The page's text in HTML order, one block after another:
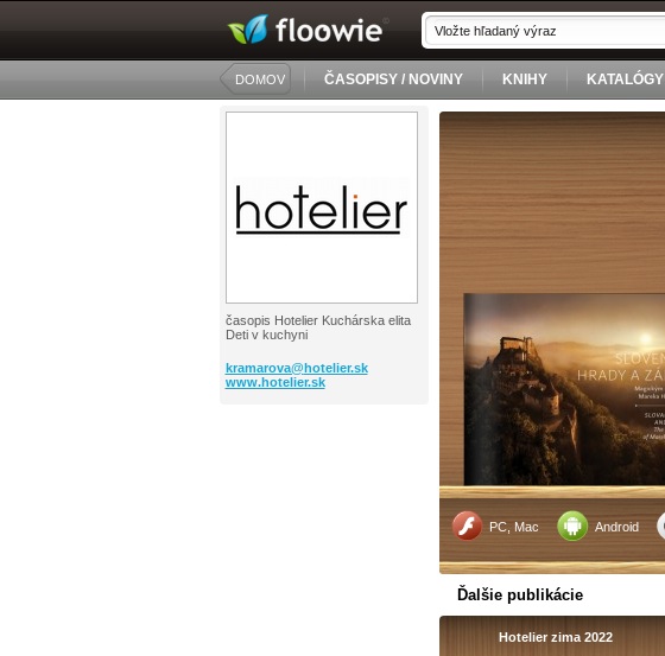
DOMOV ČASOPISY / NOVINY KNIHY KATALÓGY
časopis Hotelier Kuchárska elita
Deti v kuchyni
kramarova@hotelier.sk
www.hotelier.sk
PC, Mac Android
Ďalšie publikácie
Hotelier zima 2022